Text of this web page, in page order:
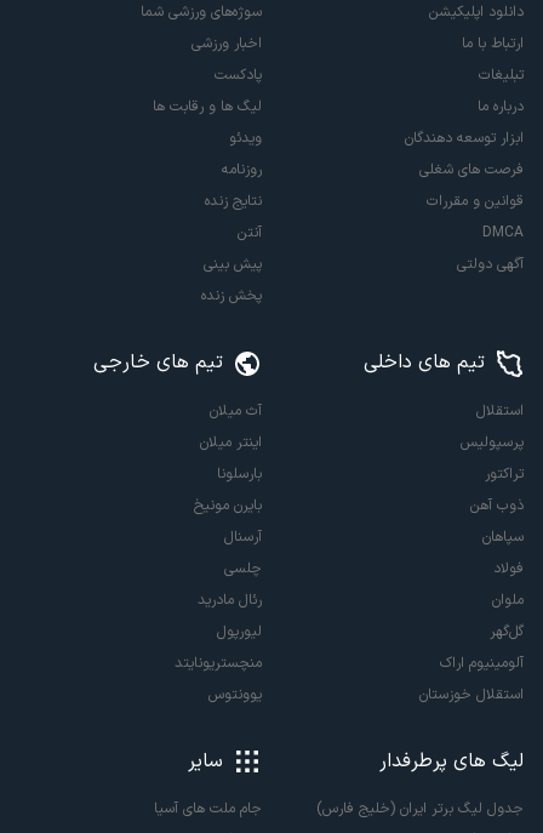
دانلود اپلیکیشن
ارتباط با ما
تبلیغات
درباره ما
ابزار توسعه دهندگان
فرصت های شغلی
قوانین و مقررات
DMCA
آگهی دولتی
سوژه‌های ورزشی شما
اخبار ورزشی
پادکست
لیگ ها و رقابت ها
ویدئو
روزنامه
نتایج زنده
آنتن
پیش بینی
پخش زنده
تیم های داخلی
استقلال
پرسپولیس
تراکتور
ذوب آهن
سپاهان
فولاد
ملوان
گل‌گهر
آلومینیوم اراک
استقلال خوزستان
تیم های خارجی
آث میلان
اینتر میلان
بارسلونا
بایرن مونیخ
آرسنال
چلسی
رئال مادرید
لیورپول
منچستریونایتد
یوونتوس
لیگ های پرطرفدار
جدول لیگ برتر ایران (خلیج فارس)
سایر
جام ملت های آسیا